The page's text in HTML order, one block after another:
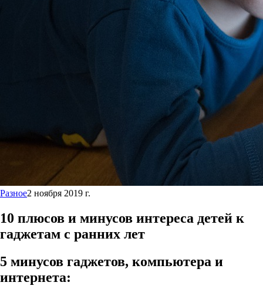
Разное2 ноября 2019 г.
10 плюсов и минусов интереса детей к
гаджетам с ранних лет
5 минусов гаджетов, компьютера и
интернета: